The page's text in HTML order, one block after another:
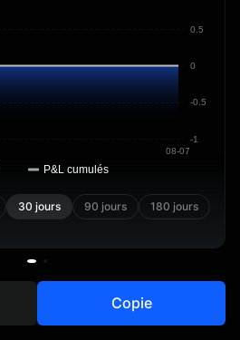
Copie
-1
-0.5
0
0.5
08-07
P&L cumulés
30 jours 90 jours 180 jours
Infos copieur